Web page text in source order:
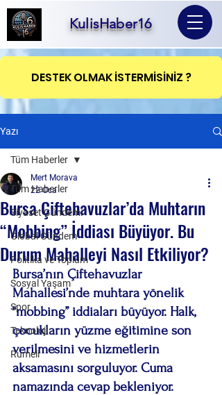
KulisHaber16
DESTEK OLMAK İSTERMİSİNİZ ?
Yazı
Tüm Haberler
Siyaset Gündemi
Global Gündem
Politika ve Toplum
Sosyal Yaşam
Spor
Teknoloji
Rumeli
Tüm Haberler
Bursa Çiftehavuzlar’da Muhtarın
“Mobbing” İddiası Büyüyor. Bu
Durum Mahalleyi Nasıl Etkiliyor?
Mert Morava
22 Oca
Bursa’nın Çiftehavuzlar
Mahallesi’nde muhtara yönelik
“mobbing” iddiaları büyüyor. Halk,
çocukların yüzme eğitimine son
verilmesini ve hizmetlerin
aksamasını sorguluyor. Cuma
namazında cevap bekleniyor.